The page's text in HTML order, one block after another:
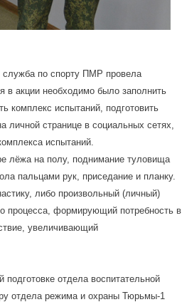
служба по спорту ПМР провела
в акции необходимо было заполнить
комплекс испытаний, подготовить
личной странице в социальных сетях,
испытаний.
лёжа на полу, поднимание туловища
пальцами рук, приседание и планку.
либо произвольный (личный)
процесса, формирующий потребность в
увеличивающий
отдела воспитательной
отдела режима и охраны Тюрьмы-1